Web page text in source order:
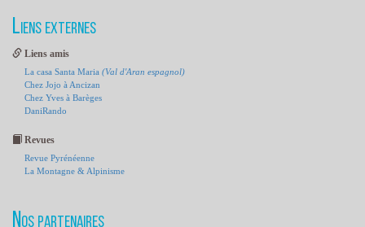
Liens externes
Liens amis
La casa Santa Maria (Val d'Aran espagnol)
Chez Jojo à Ancizan
Chez Yves à Barèges
DaniRando
Revues
Revue Pyrénéenne
La Montagne & Alpinisme
Nos partenaires